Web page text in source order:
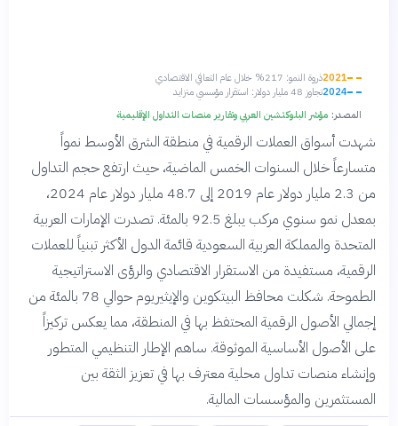
2021ذروة النمو: 217% خلال عام التعافي الاقتصادي
2024تجاوز 48 مليار دولار: استقرار مؤسسي متزايد
المصدر: مؤشر البلوكتشين العربي وتقارير منصات التداول الإقليمية
شهدت أسواق العملات الرقمية في منطقة الشرق الأوسط نمواً
متسارعاً خلال السنوات الخمس الماضية، حيث ارتفع حجم التداول
من 2.3 مليار دولار عام 2019 إلى 48.7 مليار دولار عام 2024،
بمعدل نمو سنوي مركب يبلغ 92.5 بالمئة. تصدرت الإمارات العربية
المتحدة والمملكة العربية السعودية قائمة الدول الأكثر تبنياً للعملات
الرقمية، مستفيدة من الاستقرار الاقتصادي والرؤى الاستراتيجية
الطموحة. شكلت محافظ البيتكوين والإيثيريوم حوالي 78 بالمئة من
إجمالي الأصول الرقمية المحتفظ بها في المنطقة، مما يعكس تركيزاً
على الأصول الأساسية الموثوقة. ساهم الإطار التنظيمي المتطور
وإنشاء منصات تداول محلية معترف بها في تعزيز الثقة بين
المستثمرين والمؤسسات المالية.